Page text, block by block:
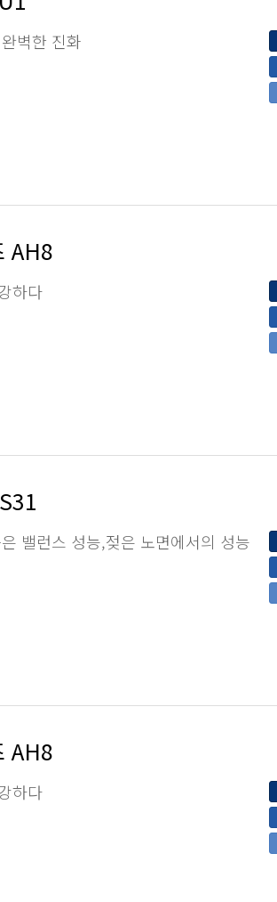
벽한 진화
AH8
하다
밸런스 성능,젖은 노면에서의 성능
AH8
하다